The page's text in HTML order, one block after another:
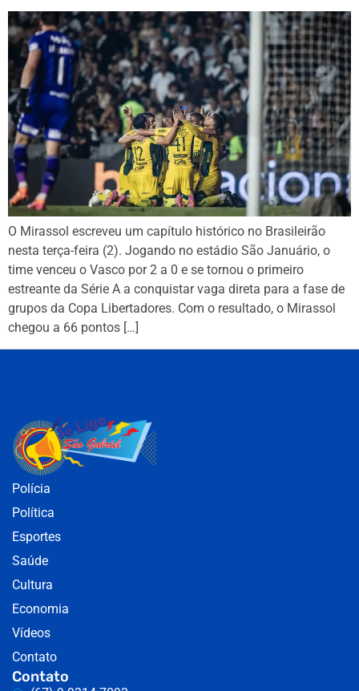
O Mirassol escreveu um capítulo histórico no Brasileirão
nesta terça-feira (2). Jogando no estádio São Januário, o
time venceu o Vasco por 2 a 0 e se tornou o primeiro
estreante da Série A a conquistar vaga direta para a fase de
grupos da Copa Libertadores. Com o resultado, o Mirassol
chegou a 66 pontos […]
Polícia
Política
Esportes
Saúde
Cultura
Economia
Vídeos
Contato
Contato